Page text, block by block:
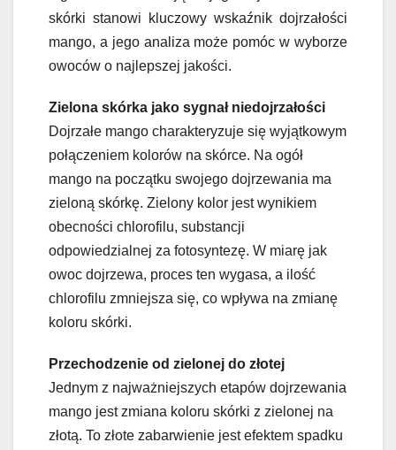
skórki stanowi kluczowy wskaźnik dojrzałości
mango, a jego analiza może pomóc w wyborze
owoców o najlepszej jakości.
Zielona skórka jako sygnał niedojrzałości
Dojrzałe mango charakteryzuje się wyjątkowym
połączeniem kolorów na skórce. Na ogół
mango na początku swojego dojrzewania ma
zieloną skórkę. Zielony kolor jest wynikiem
obecności chlorofilu, substancji
odpowiedzialnej za fotosyntezę. W miarę jak
owoc dojrzewa, proces ten wygasa, a ilość
chlorofilu zmniejsza się, co wpływa na zmianę
koloru skórki.
Przechodzenie od zielonej do złotej
Jednym z najważniejszych etapów dojrzewania
mango jest zmiana koloru skórki z zielonej na
złotą. To złote zabarwienie jest efektem spadku